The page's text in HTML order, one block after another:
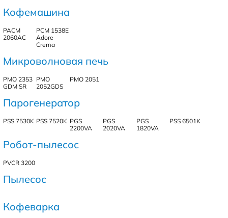
Кофемашина
PACM
2060AC
PCM 1538E
Adore
Crema
Микроволновая печь
PMO 2353
GDM SR
PMO
2052GDS
PMO 2051
Парогенератор
PSS 7530K PSS 7520K PGS
2200VA
PGS
2020VA
PGS
1820VA
PSS 6501K
Робот-пылесос
PVCR 3200
Пылесос
Кофеварка